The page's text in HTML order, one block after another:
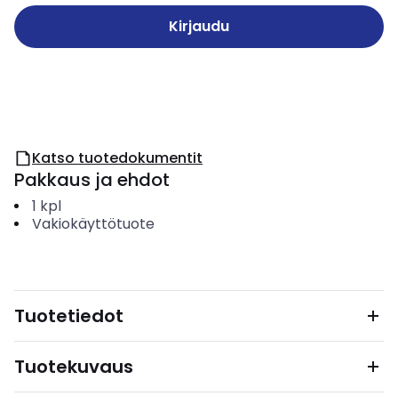
Kirjaudu
Katso tuotedokumentit
Pakkaus ja ehdot
1 kpl
Vakiokäyttötuote
Tuotetiedot
Tuotekuvaus